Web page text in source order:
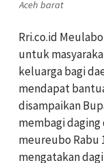
Aceh barat
Rri.co.id
untuk
keluarga bagi
mendapat
disampaikan
membagi daging
meureubo Rabu
mengatakan